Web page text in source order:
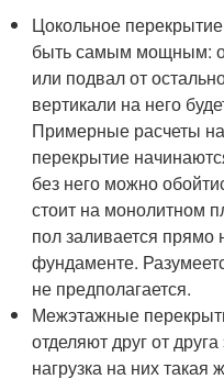
Цокольное
быть самым мощным:
или подвал от
вертикали на него
Примерные расчеты
перекрытие
без него можно
стоит на монолитном
пол заливается прямо
фундаменте.
не предполагается.
Межэтажные
отделяют друг от
нагрузка на них такая